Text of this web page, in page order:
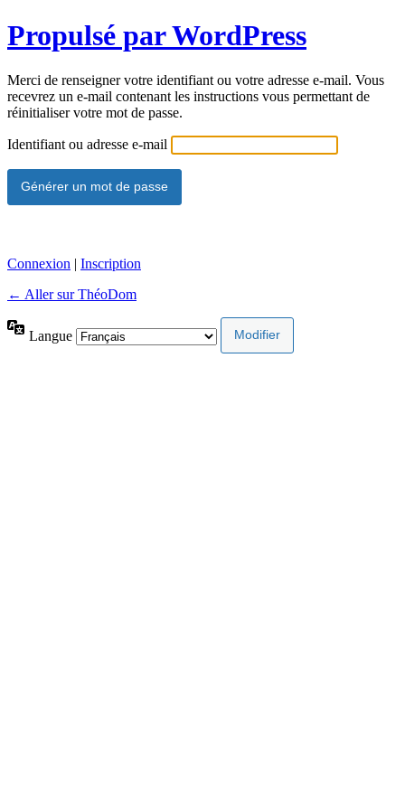
Propulsé par WordPress
Merci de renseigner votre identifiant ou votre adresse e-mail. Vous
recevrez un e-mail contenant les instructions vous permettant de
réinitialiser votre mot de passe.
Identifiant ou adresse e-mail
Connexion | Inscription
← Aller sur ThéoDom
Langue